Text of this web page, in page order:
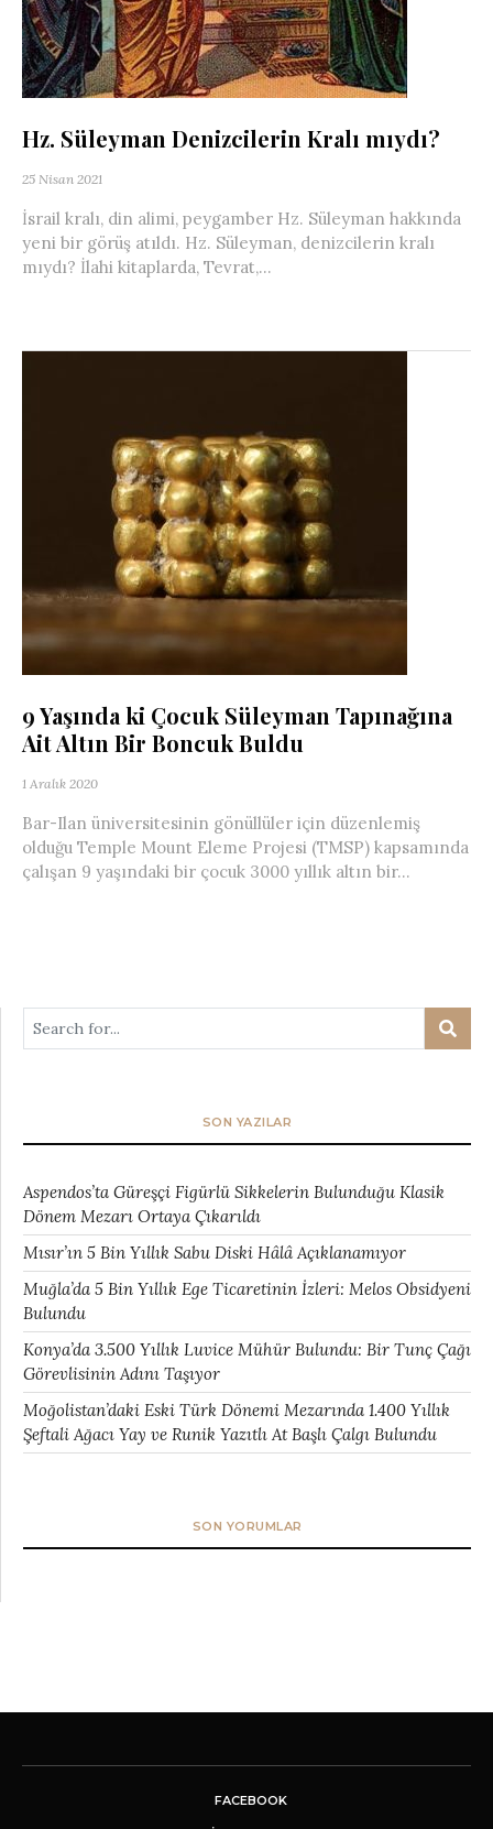
Hz. Süleyman Denizcilerin Kralı mıydı?
25 Nisan 2021
İsrail kralı, din alimi, peygamber Hz. Süleyman hakkında
yeni bir görüş atıldı. Hz. Süleyman, denizcilerin kralı
mıydı? İlahi kitaplarda, Tevrat,...
9 Yaşında ki Çocuk Süleyman Tapınağına
Ait Altın Bir Boncuk Buldu
1 Aralık 2020
Bar-Ilan üniversitesinin gönüllüler için düzenlemiş
olduğu Temple Mount Eleme Projesi (TMSP) kapsamında
çalışan 9 yaşındaki bir çocuk 3000 yıllık altın bir...
SON YAZILAR
Aspendos’ta Güreşçi Figürlü Sikkelerin Bulunduğu Klasik
Dönem Mezarı Ortaya Çıkarıldı
Mısır’ın 5 Bin Yıllık Sabu Diski Hâlâ Açıklanamıyor
Muğla’da 5 Bin Yıllık Ege Ticaretinin İzleri: Melos Obsidyeni
Bulundu
Konya’da 3.500 Yıllık Luvice Mühür Bulundu: Bir Tunç Çağı
Görevlisinin Adını Taşıyor
Moğolistan’daki Eski Türk Dönemi Mezarında 1.400 Yıllık
Şeftali Ağacı Yay ve Runik Yazıtlı At Başlı Çalgı Bulundu
SON YORUMLAR
FACEBOOK